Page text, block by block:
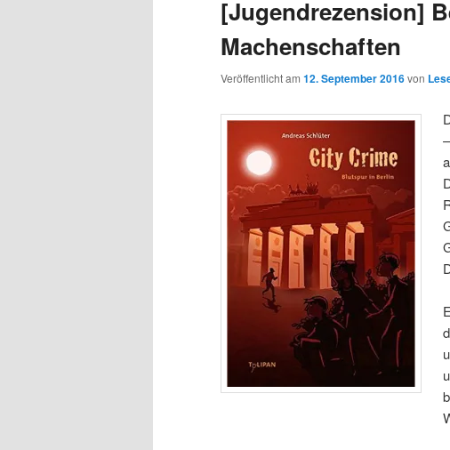
[Jugendrezension]
Machenschaften
Veröffentlicht am 12. September 2016von